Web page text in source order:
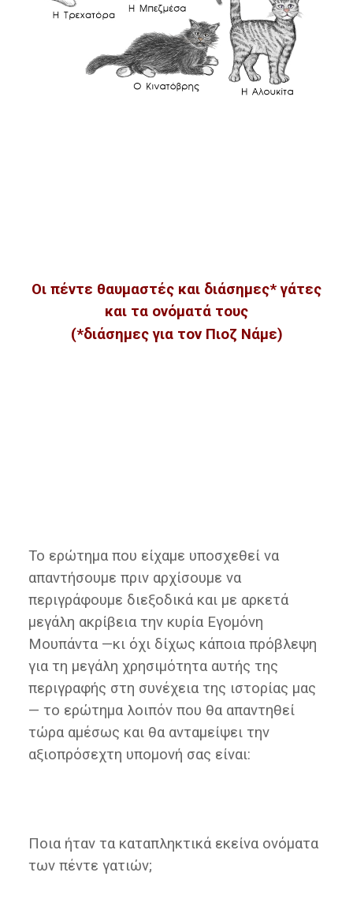
Οι πέντε θαυμαστές και διάσημες* γάτες
και τα ονόματά τους
(*διάσημες για τον Πιοζ Νάμε)
Το ερώτημα που είχαμε υποσχεθεί να
απαντήσουμε πριν αρχίσουμε να
περιγράφουμε διεξοδικά και με αρκετά
μεγάλη ακρίβεια την κυρία Εγομόνη
Μουπάντα —κι όχι δίχως κάποια πρόβλεψη
για τη μεγάλη χρησιμότητα αυτής της
περιγραφής στη συνέχεια της ιστορίας μας
— το ερώτημα λοιπόν που θα απαντηθεί
τώρα αμέσως και θα ανταμείψει την
αξιοπρόσεχτη υπομονή σας είναι:
Ποια ήταν τα καταπληκτικά εκείνα ονόματα
των πέντε γατιών;